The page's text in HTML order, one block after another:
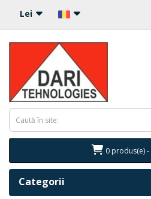
Lei
0 produs(e) -
Categorii